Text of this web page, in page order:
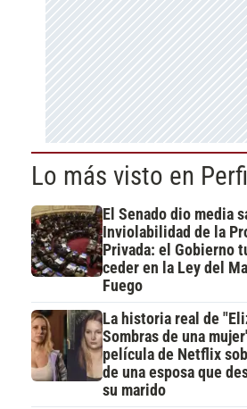
Lo más visto en
El Senado dio media
Inviolabilidad de la
Privada: el Gobierno
ceder en la Ley del
Fuego
La historia real de
Sombras de una
película de Netflix
de una esposa que
su marido